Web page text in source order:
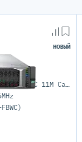
НОВЫЙ
1x Intel Xeon Silver 4208 (8C 11M Cache 2.10 GHz)